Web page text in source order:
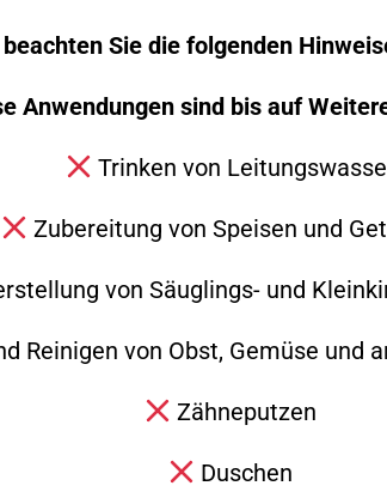
Golf Öl und verschmutzte
bis zum Kreisverkehr am
wurden und kurz nach
mit Ölbindemittel
aufgestellt.
Sie die folgenden
Anwendungen sind bis auf
Trinken von
Zubereitung von Speisen und
von Säuglings- und
Reinigen von Obst, Gemüse und
Zähneputzen
Duschen